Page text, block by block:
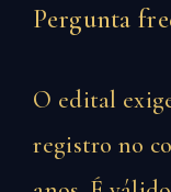
Pergunta
O edital
registro no